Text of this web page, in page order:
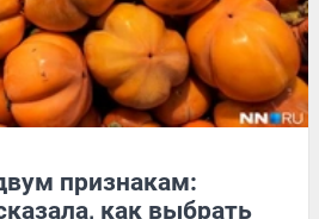
признакам:
как выбрать